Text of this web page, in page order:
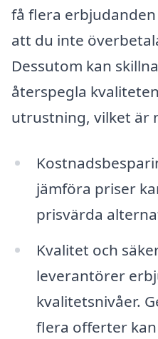
få flera
att du inte
Dessutom kan
återspegla
utrustning, vilket är
jämföra priser
prisvärda
Kvalitet och
leverantörer
kvalitetsnivåer.
flera offerter